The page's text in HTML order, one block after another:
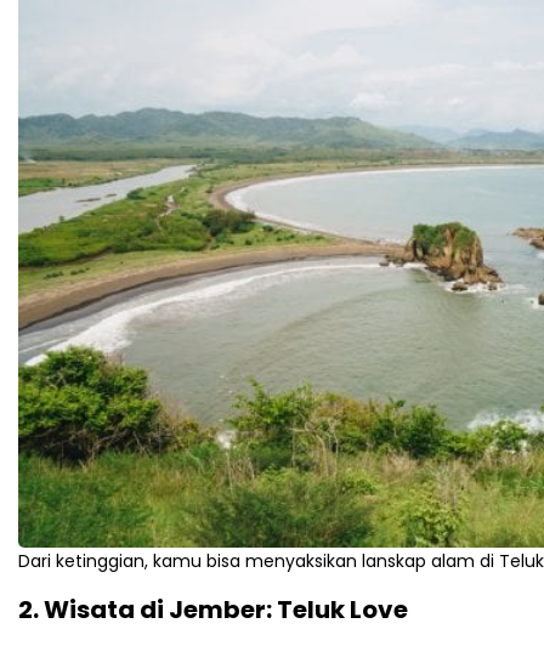
Dari ketinggian, kamu bisa menyaksikan lanskap alam di
2. Wisata di Jember: Teluk Love